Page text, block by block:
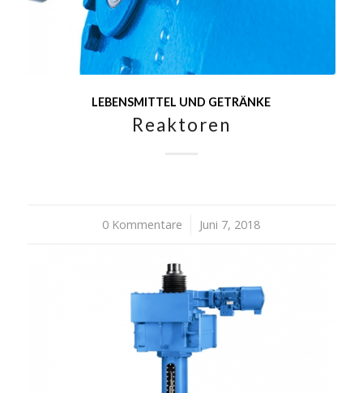
LEBENSMITTEL UND GETRÄNKE
Reaktoren
0 Kommentare
/ Juni 7, 2018